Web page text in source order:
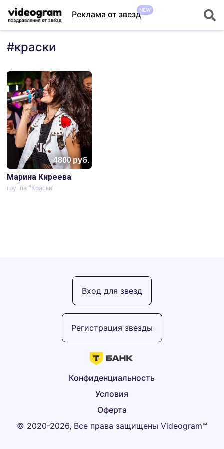
Реклама от звездNEW
#краски
4800руб.
Марина Киреева
группа "Краски"
© 2020-2026, Все права защищены Videogram™
Оферта
Условия
Конфиденциальность
Регистрация звезды
Вход для звезд